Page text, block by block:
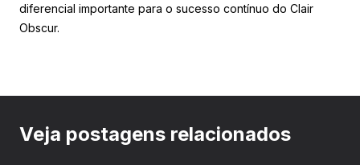
diferencial importante para o sucesso contínuo do Clair
Obscur.
Veja postagens relacionados